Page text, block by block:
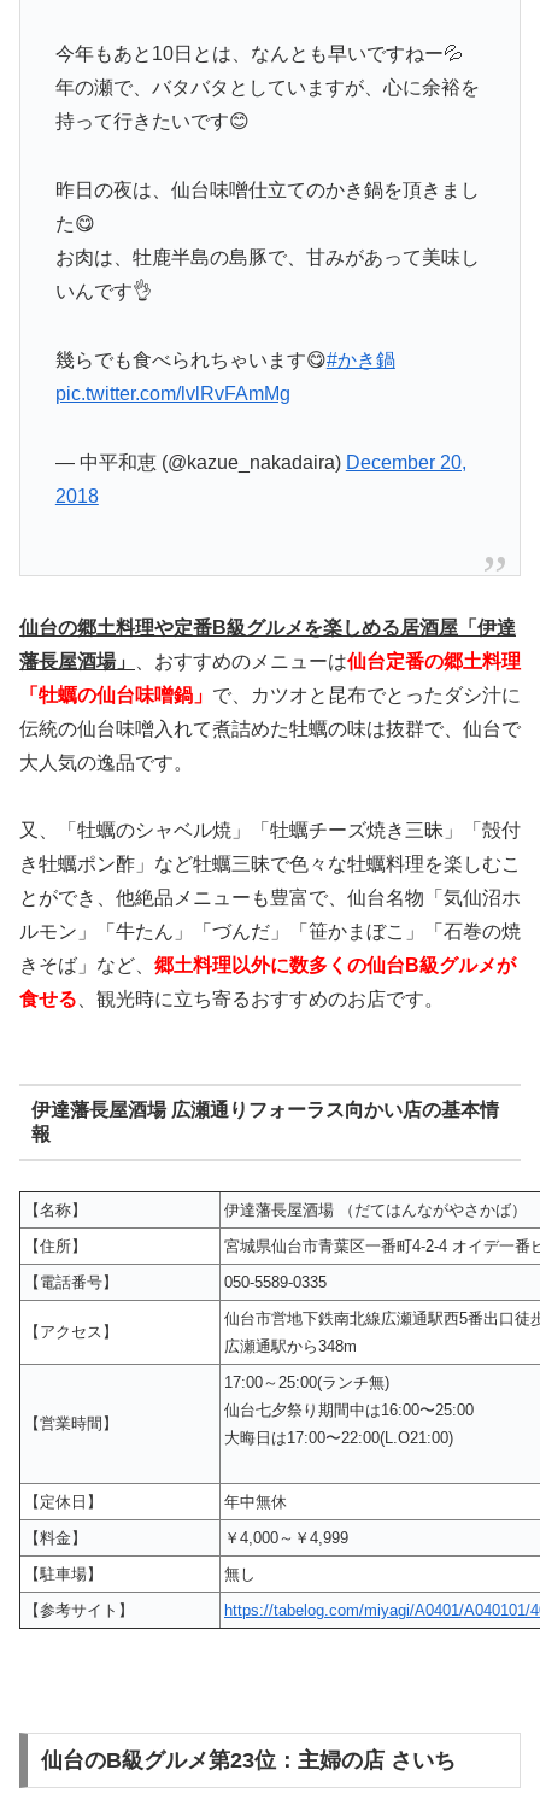
今年もあと10日とは、なんとも早いですねー💦
年の瀬で、バタバタとしていますが、心に余裕を
持って行きたいです😊
昨日の夜は、仙台味噌仕立てのかき鍋を頂きまし
た😋
お肉は、牡鹿半島の島豚で、甘みがあって美味し
いんです👌
幾らでも食べられちゃいます😋#かき鍋
pic.twitter.com/lvlRvFAmMg
— 中平和恵 (@kazue_nakadaira) December 20,
2018
仙台の郷土料理や定番B級グルメを楽しめる居酒屋「伊達
藩長屋酒場」
、おすすめのメニューは仙台定番の郷土料理
「牡蠣の仙台味噌鍋」 で、カツオと昆布でとったダシ汁に
伝統の仙台味噌入れて煮詰めた牡蠣の味は抜群で、仙台で
大人気の逸品です。
又、「牡蠣のシャベル焼」「牡蠣チーズ焼き三昧」「殻付
き牡蠣ポン酢」など牡蠣三昧で色々な牡蠣料理を楽しむこ
とができ、他絶品メニューも豊富で、仙台名物「気仙沼ホ
ルモン」「牛たん」「づんだ」「笹かまぼこ」「石巻の焼
きそば」など、 郷土料理以外に数多くの仙台B級グルメが
食せる 、観光時に立ち寄るおすすめのお店です。
伊達藩長屋酒場 広瀬通りフォーラス向かい店の基本情
報
【名称】
伊達藩長屋酒場 （だてはんながやさかば）
【住所】
宮城県仙台市青葉区一番町4-2-4 オイデ一番
【電話番号】
050-5589-0335
【アクセス】
仙台市営地下鉄南北線広瀬通駅西5番出口徒
広瀬通駅から348m
【営業時間】
17:00～25:00(ランチ無)
仙台七夕祭り期間中は16:00〜25:00
大晦日は17:00〜22:00(L.O21:00)
【定休日】
年中無休
【料金】
￥4,000～￥4,999
【駐車場】
無し
【参考サイト】
https://tabelog.com/miyagi/A0401/A040101/
仙台のB級グルメ第23位：主婦の店 さいち